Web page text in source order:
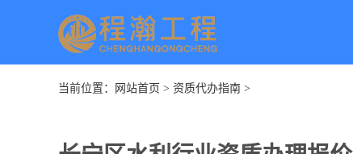
当前位置： 网站首页 > 资质代办指南 >